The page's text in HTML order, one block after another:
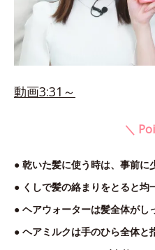
動画3:31～
＼
● 乾いた髪に使う時は、事前に
● くしで髪の絡まりをとると均
● ヘアウォーターは髪全体がし
● ヘアミルクは手のひら全体と